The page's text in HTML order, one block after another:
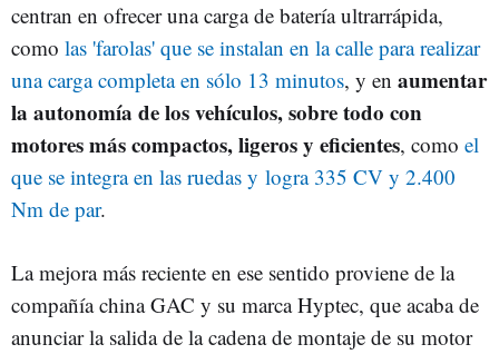
centran en ofrecer una carga de batería ultrarrápida,
como las 'farolas' que se instalan en la calle para realizar
una carga completa en sólo 13 minutos, y en aumentar
la autonomía de los vehículos, sobre todo con
motores más compactos, ligeros y eficientes, como el
que se integra en las ruedas y logra 335 CV y 2.400
Nm de par.
La mejora más reciente en ese sentido proviene de la
compañía china GAC y su marca Hyptec, que acaba de
anunciar la salida de la cadena de montaje de su motor